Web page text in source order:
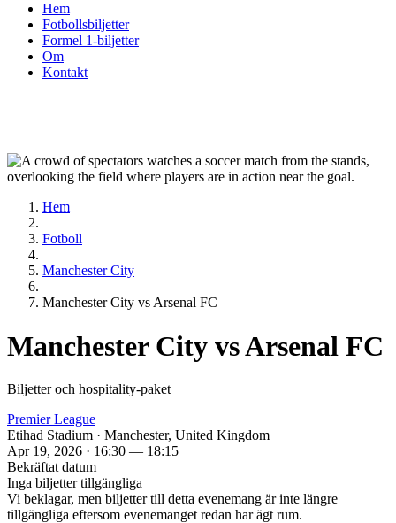
Hem
Fotbollsbiljetter
Formel 1‑biljetter
Om
Kontakt
Hem
Fotboll
Manchester City
Manchester City vs Arsenal FC
Manchester City vs Arsenal FC
Biljetter och hospitality‑paket
Premier League
Etihad Stadium · Manchester, United Kingdom
Apr 19, 2026 · 16:30 — 18:15
Bekräftat datum
Inga biljetter tillgängliga
Vi beklagar, men biljetter till detta evenemang är inte längre
tillgängliga eftersom evenemanget redan har ägt rum.